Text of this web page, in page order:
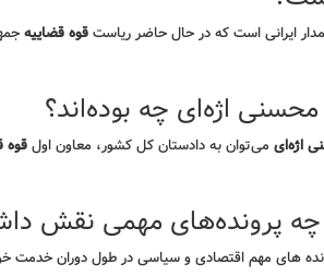
ایرانی است که در حال حاضر ریاستقوه قضاییه
اژه‌ای چه بوده‌اند؟
اژه‌ای می‌توان به دادستان کل کشور، معاون اولقوه
چه پرونده‌های مهمی نقش
های مهم اقتصادی و سیاسی در طول دوران